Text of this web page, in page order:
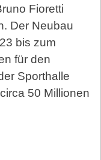
Fioretti
Der Neubau
bis zum
für den
Sporthalle
50 Millionen